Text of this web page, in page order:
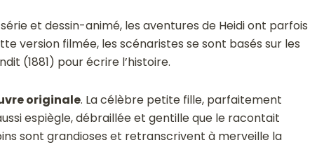
et dessin-animé, les aventures de Heidi ont parfois
version filmée, les scénaristes se sont basés sur les
(1881) pour écrire l’histoire.
originale. La célèbre petite fille, parfaitement
espiègle, débraillée et gentille que le racontait
sont grandioses et retranscrivent à merveille la